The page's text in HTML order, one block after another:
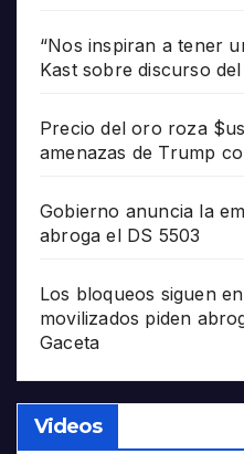
“Nos inspiran a tener
Kast sobre discurso
Precio del oro roza
amenazas de Trump
Gobierno anuncia la
abroga el DS 5503
Los bloqueos siguen
movilizados piden
Gaceta
Videos